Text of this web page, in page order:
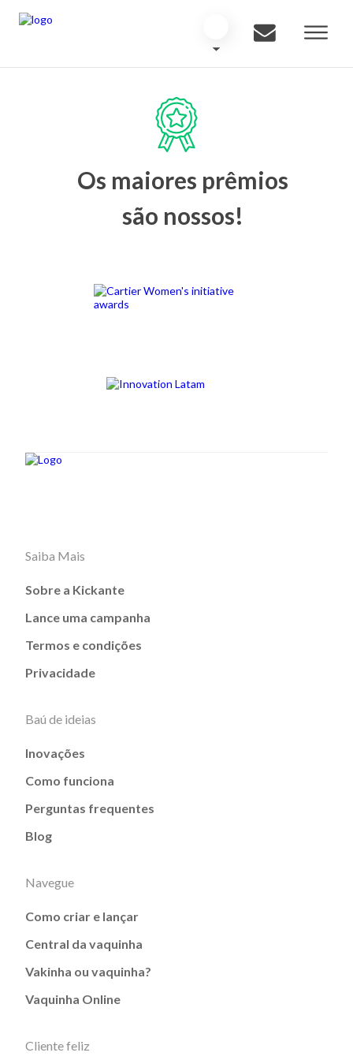
Os maiores prêmios
são nossos!
Saiba Mais
Sobre a Kickante
Lance uma campanha
Termos e condições
Privacidade
Baú de ideias
Inovações
Como funciona
Perguntas frequentes
Blog
Navegue
Como criar e lançar
Central da vaquinha
Vakinha ou vaquinha?
Vaquinha Online
Cliente feliz